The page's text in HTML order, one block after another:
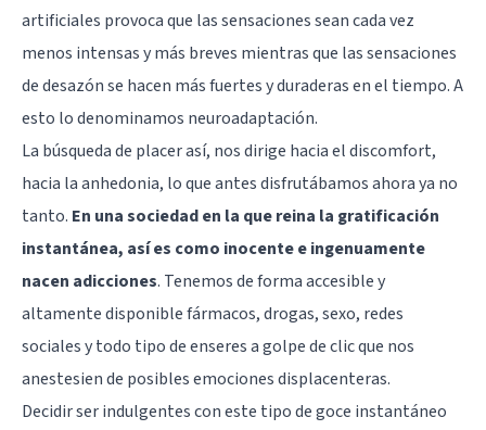
artificiales provoca que las sensaciones sean cada vez
menos intensas y más breves mientras que las sensaciones
de desazón se hacen más fuertes y duraderas en el tiempo. A
esto lo denominamos neuroadaptación.
La búsqueda de placer así, nos dirige hacia el discomfort,
hacia la anhedonia, lo que antes disfrutábamos ahora ya no
tanto. En una sociedad en la que reina la gratificación
instantánea, así es como inocente e ingenuamente
nacen adicciones. Tenemos de forma accesible y
altamente disponible fármacos, drogas, sexo, redes
sociales y todo tipo de enseres a golpe de clic que nos
anestesien de posibles emociones displacenteras.
Decidir ser indulgentes con este tipo de goce instantáneo